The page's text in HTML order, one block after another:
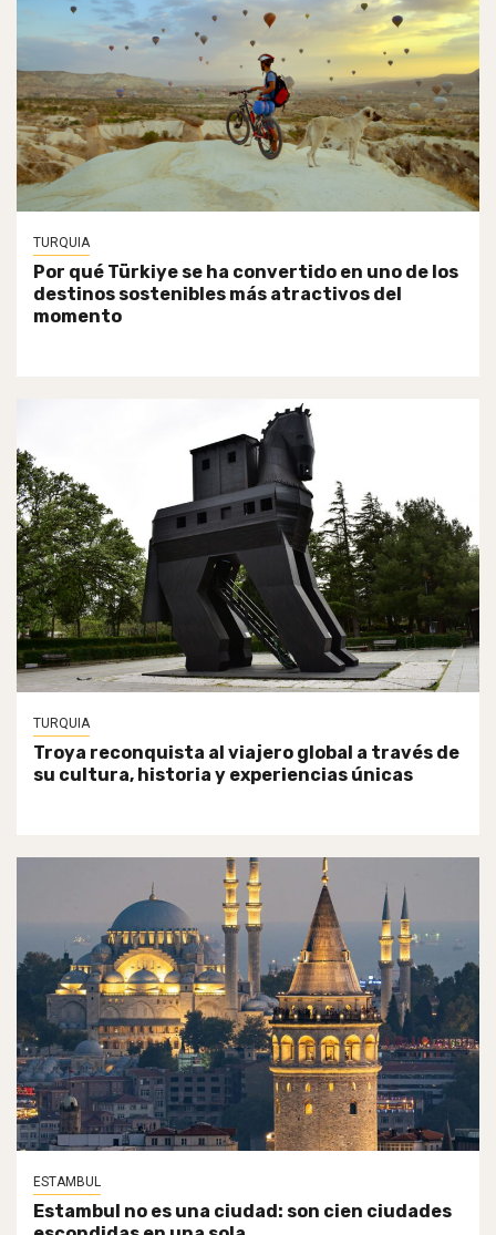
TURQUIA
Por qué Türkiye se ha convertido en uno de los
destinos sostenibles más atractivos del
momento
TURQUIA
Troya reconquista al viajero global a través de
su cultura, historia y experiencias únicas
ESTAMBUL
Estambul no es una ciudad: son cien ciudades